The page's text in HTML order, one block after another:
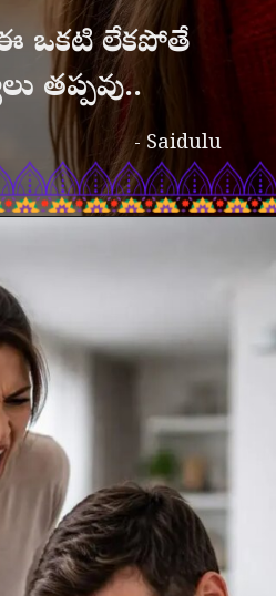
- Saidulu
ఈ ఒకటి లేకపోతే
తప్పవు..